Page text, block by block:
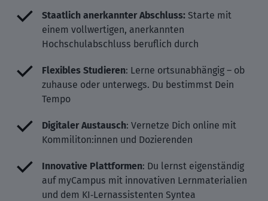
Staatlich anerkannter Abschluss: Starte mit
einem vollwertigen, anerkannten
Hochschulabschluss beruflich durch
Flexibles Studieren: Lerne ortsunabhängig – ob
zuhause oder unterwegs. Du bestimmst Dein
Tempo
Digitaler Austausch: Vernetze Dich online mit
Kommiliton:innen und Dozierenden
Innovative Plattformen: Du lernst eigenständig
auf myCampus mit innovativen Lernmaterialien
und dem KI‑Lernassistenten Syntea